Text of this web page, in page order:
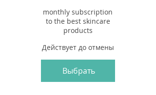
monthly subscription
to the best skincare
products
Действует до отмены
Выбрать